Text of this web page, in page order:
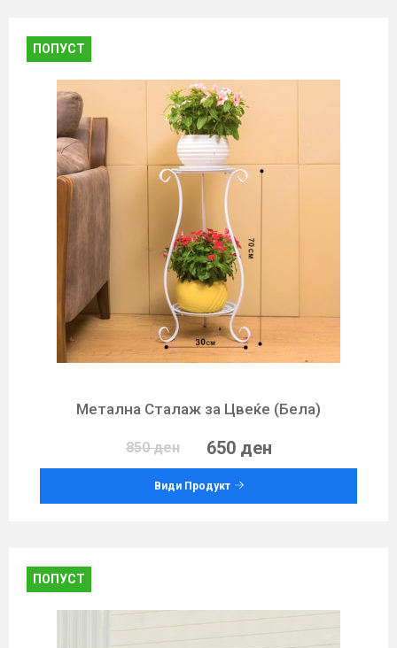
ПОПУСТ
Метална Сталаж за Цвеќе (Бела)
850 ден 650 ден
Види Продукт
ПОПУСТ